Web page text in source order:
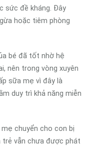
sức đề kháng. Đây
hoặc tiêm phòng
bé đã tốt nhờ hệ
nên trong vòng xuyên
sữa mẹ vì đây là
duy trì khả năng miễn
chuyển cho con bị
trẻ vẫn chưa được phát